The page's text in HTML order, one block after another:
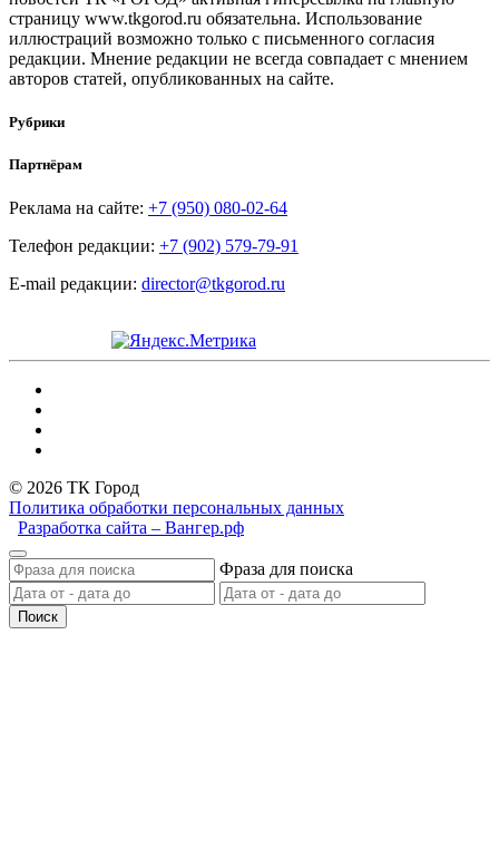
страницу www.tkgorod.ru обязательна. Использование
иллюстраций возможно только с письменного согласия
редакции. Мнение редакции не всегда совпадает с мнением
авторов статей, опубликованных на сайте.
Рубрики
Партнёрам
Реклама на сайте: +7 (950) 080-02-64
Телефон редакции: +7 (902) 579-79-91
E-mail редакции: director@tkgorod.ru
© 2026 ТК Город
Политика обработки персональных данных
Разработка сайта – Вангер.рф
Фраза для поиска
Поиск